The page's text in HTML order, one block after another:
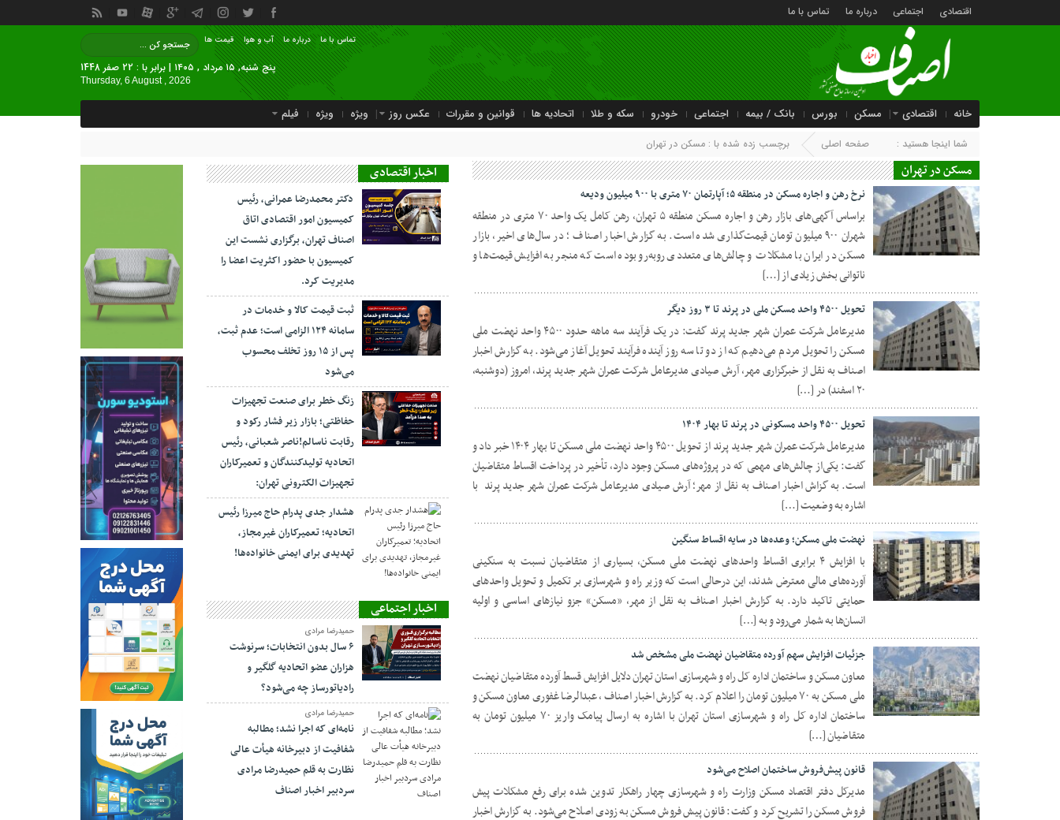
اقتصادی اجتماعی درباره ما تماس با ما
قیمت ها آب و هوا درباره ما تماس با ما
پنج شنبه, ۱۵ مرداد , ۱۴۰۵ | برابر با : 22 صفر 1448
Thursday, 6 August , 2026
خانه اقتصادی مسکن بورس بانک / بیمه اجتماعی خودرو سکه و طلا اتحادیه ها قوانین و مقررات عکس روز ویژه ویژه فیلم
شما اینجا هستید : صفحه اصلی برچسب زده شده با : مسکن در تهران
مسکن در تهران
09 اردیبهشت 1404
نرخ‌ رهن و اجاره مسکن در منطقه ۵؛ آپارتمان ۷۰ متری با ۹۰۰ میلیون ودیعه
براساس آگهی‌های بازار رهن و اجاره مسکن منطقه ۵ تهران، رهن کامل یک واحد ۷۰ متری در منطقه
شهران ۹۰۰ میلیون تومان قیمت‌گذاری شده است. به گزارش اخبار اصناف ؛ در سال‌های اخیر، بازار
مسکن در ایران با مشکلات و چالش‌های متعددی روبه‌رو بوده است که منجر به افزایش قیمت‌ها و
ناتوانی بخش زیادی از […]
20 اسفند 1403
تحویل ۴۵۰۰ واحد مسکن ملی در پرند تا ۳ روز دیگر
مدیرعامل شرکت عمران شهر جدید پرند گفت: در یک فرآیند سه ماهه حدود ۴۵۰۰ واحد نهضت ملی
مسکن را تحویل مردم می‌دهیم که از دو تا سه روز آینده فرآیند تحویل آغاز می‌شود. به گزارش اخبار
اصناف به نقل از خبرگزاری مهر، آرش صیادی مدیرعامل شرکت عمران شهر جدید پرند، امروز (دوشنبه،
۲۰ اسفند) در […]
15 بهمن 1403
تحویل ۴۵۰۰ واحد مسکونی در پرند تا بهار ۱۴۰۴
مدیرعامل شرکت عمران شهر جدید پرند از تحویل ۴۵۰۰ واحد نهضت ملی مسکن تا بهار ۱۴۰۴ خبر داد و
گفت: یکی‌از چالش‌های مهمی که در پروژه‌های مسکن وجود دارد، تأخیر در پرداخت اقساط متقاضیان
است. به گزاش اخبار اصناف به نقل از مهر؛ آرش صیادی مدیرعامل شرکت عمران شهر جدید پرند با
اشاره به وضعیت […]
02 بهمن 1403
نهضت ملی مسکن؛ وعده‌ها در سایه اقساط سنگین
با افزایش ۴ برابری اقساط واحدهای نهضت ملی مسکن، بسیاری از متقاضیان نسبت به سنگینی
آورده‌های مالی معترض شدند، این درحالی است که وزیر راه و شهرسازی بر تکمیل و تحویل واحدهای
حمایتی تاکید دارد. به گزارش اخبار اصناف به نقل از مهر، «مسکن» جزو نیازهای اساسی و اولیه
انسان‌ها به شمار می‌رود و به […]
17 دی 1403
جزئیات افزایش سهم آورده متقاضیان نهضت ملی مشخص شد
معاون مسکن و ساختمان اداره کل راه و شهرسازی استان تهران دلایل افزایش قسط آورده متقاضیان نهضت
ملی مسکن به ۷۰ میلیون تومان را اعلام کرد. به گزارش اخبار اصناف ، عبدالرضا غفوری معاون مسکن و
ساختمان اداره کل راه و شهرسازی استان تهران با اشاره به ارسال پیامک واریز ۷۰ میلیون تومان به
متقاضیان […]
قانون پیش‌فروش ساختمان اصلاح می‌شود
مدیرکل دفتر اقتصاد مسکن وزارت راه و شهرسازی چهار راهکار تدوین شده برای رفع مشکلات پیش
فروش مسکن را تشریح کرد و گفت: قانون پیش فروش مسکن به زودی اصلاح می‌شود. به گزارش اخبار
اخبار اقتصادی
دکتر محمدرضا عمرانی، رئیس
کمیسیون امور اقتصادی اتاق
اصناف تهران، برگزاری نشست این
کمیسیون با حضور اکثریت اعضا را
مدیریت کرد.
ثبت قیمت کالا و خدمات در
سامانه ۱۲۴ الزامی است؛ عدم ثبت،
پس از ۱۵ روز تخلف محسوب
می‌شود
زنگ خطر برای صنعت تجهیزات
حفاظتی؛ بازار زیر فشار رکود و
رقابت ناسالم!ناصر شعبانی، رئیس
اتحادیه تولیدکنندگان و تعمیرکاران
تجهیزات الکترونی تهران:
هشدار جدی پدرام حاج میرزا رئیس
اتحادیه؛ تعمیرکاران غیرمجاز،
تهدیدی برای ایمنی خانواده‌ها!
اخبار اجتماعی
حمیدرضا مرادی
۶ سال بدون انتخابات؛ سرنوشت
هزاران عضو اتحادیه گلگیر و
رادیاتورساز چه می‌شود؟
حمیدرضا مرادی
نامه‌ای که اجرا نشد؛ مطالبه
شفافیت از دبیرخانه هیأت عالی
نظارت به قلم حمیدرضا مرادی
سردبیر اخبار اصناف